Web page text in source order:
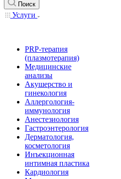
Поиск
Услуги
PRP-терапия
(плазмотерапия)
Медицинские
анализы
Акушерство и
гинекология
Аллергология-
иммунология
Анестезиология
Гастроэнтерология
Дерматология,
косметология
Инъекционная
интимная пластика
Кардиология